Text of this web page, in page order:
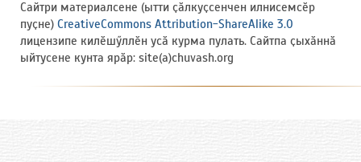
Сайтри материалсене (ытти ҫӑлкуҫсенчен илнисемсӗр
пуҫне) CreativeCommons Attribution-ShareAlike 3.0
лицензипе килӗшӳллӗн усӑ курма пулать. Сайтпа ҫыхӑннӑ
ыйтусене кунта ярӑр: site(a)chuvash.org